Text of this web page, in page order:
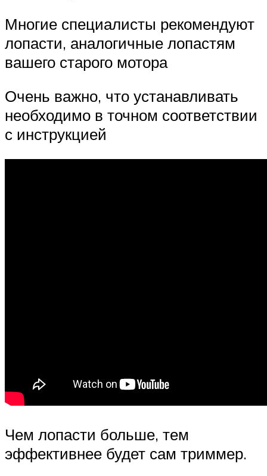
Многие специалисты рекомендуют
лопасти, аналогичные лопастям
вашего старого мотора
Очень важно, что устанавливать
необходимо в точном соответствии
с инструкцией
Чем лопасти больше, тем
эффективнее будет сам триммер.